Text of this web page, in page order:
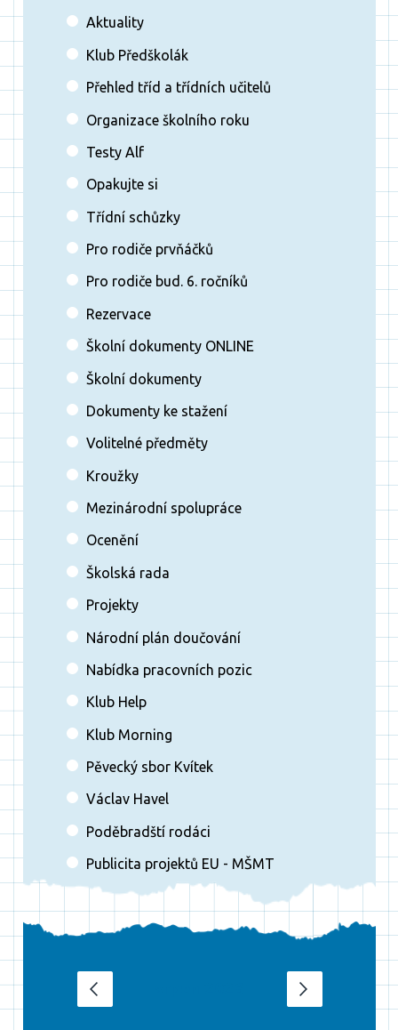
Aktuality
Klub Předškolák
Přehled tříd a třídních učitelů
Organizace školního roku
Testy Alf
Opakujte si
Třídní schůzky
Pro rodiče prvňáčků
Pro rodiče bud. 6. ročníků
Rezervace
Školní dokumenty ONLINE
Školní dokumenty
Dokumenty ke stažení
Volitelné předměty
Kroužky
Mezinárodní spolupráce
Ocenění
Školská rada
Projekty
Národní plán doučování
Nabídka pracovních pozic
Klub Help
Klub Morning
Pěvecký sbor Kvítek
Václav Havel
Poděbradští rodáci
Publicita projektů EU - MŠMT